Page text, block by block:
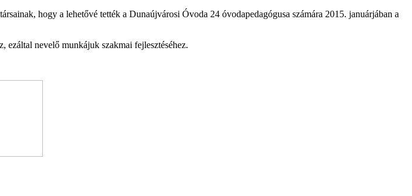
hogy a lehetővé tették a Dunaújvárosi Óvoda 24 óvodapedagógusa számára 2015. januárjában a
ezáltal nevelő munkájuk szakmai fejlesztéséhez.